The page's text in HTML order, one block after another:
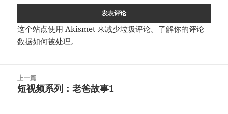
这个站点使用 Akismet 来减少垃圾评论。 了解你的评论
数据如何被处理。
上一篇
上
短视频系列：老爸故事1